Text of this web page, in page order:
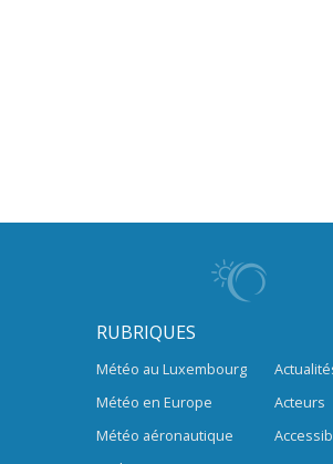
RUBRIQUES
Météo au Luxembourg
Météo en Europe
Météo aéronautique
Acteurs